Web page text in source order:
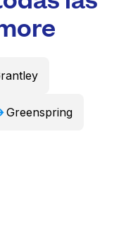
artículos de forma
para usar en
Greenspring